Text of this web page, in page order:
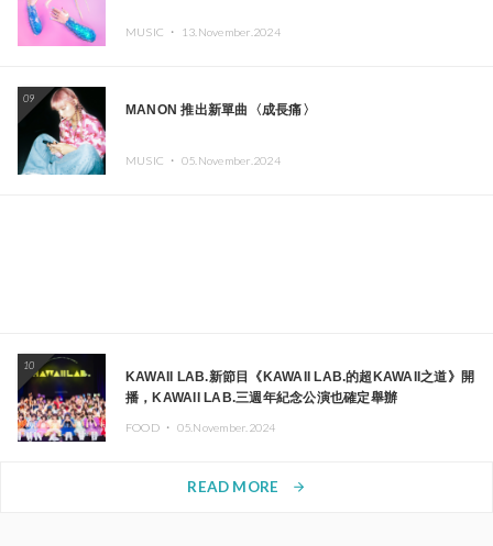
MUSIC ・ 13.November.2024
09
MANON 推出新單曲〈成長痛〉
MUSIC ・ 05.November.2024
10
KAWAII LAB.新節目《KAWAII LAB.的超KAWAII之道》開
播，KAWAII LAB.三週年紀念公演也確定舉辦
FOOD ・ 05.November.2024
READ MORE arrow_forward